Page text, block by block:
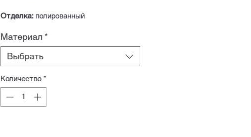
Отделка: полированный
Материал *
Выбрать
Количество *